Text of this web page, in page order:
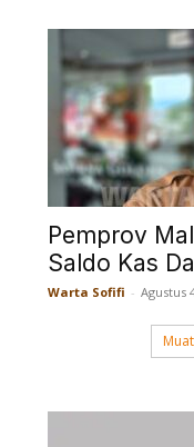
Pemprov
Saldo Kas
Warta Sofifi - Agustus